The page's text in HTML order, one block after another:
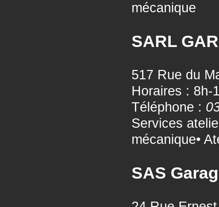
mécanique
SARL
517 Rue du
Horaires : 8h-
Téléphone :
Services
mécanique•
SAS